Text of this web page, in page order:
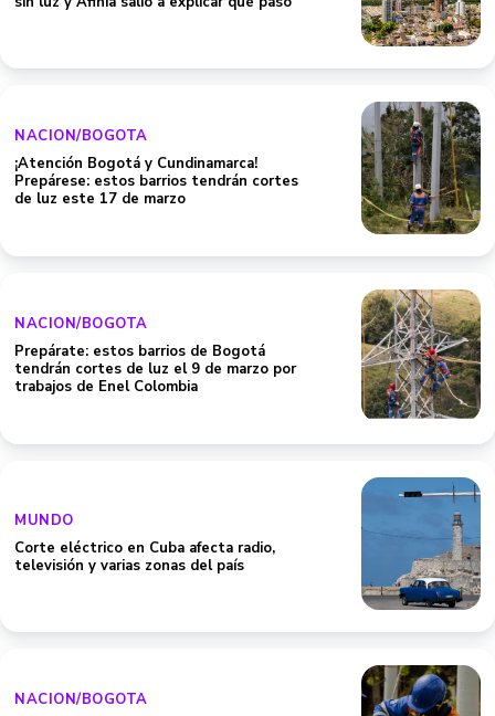
NACION/BOGOTA
¡Atención Bogotá y Cundinamarca!
Prepárese: estos barrios tendrán cortes
de luz este 17 de marzo
NACION/BOGOTA
Prepárate: estos barrios de Bogotá
tendrán cortes de luz el 9 de marzo por
trabajos de Enel Colombia
MUNDO
Corte eléctrico en Cuba afecta radio,
televisión y varias zonas del país
NACION/BOGOTA